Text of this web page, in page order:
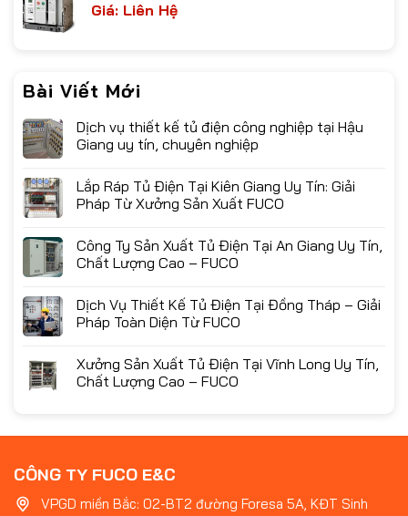
Giá: Liên Hệ
Bài Viết Mới
Dịch vụ thiết kế tủ điện công nghiệp tại Hậu
Giang uy tín, chuyên nghiệp
Lắp Ráp Tủ Điện Tại Kiên Giang Uy Tín: Giải
Pháp Từ Xưởng Sản Xuất FUCO
Công Ty Sản Xuất Tủ Điện Tại An Giang Uy Tín,
Chất Lượng Cao – FUCO
Dịch Vụ Thiết Kế Tủ Điện Tại Đồng Tháp – Giải
Pháp Toàn Diện Từ FUCO
Xưởng Sản Xuất Tủ Điện Tại Vĩnh Long Uy Tín,
Chất Lượng Cao – FUCO
CÔNG TY FUCO E&C
VPGD miền Bắc: 02-BT2 đường Foresa 5A, KĐT Sinh